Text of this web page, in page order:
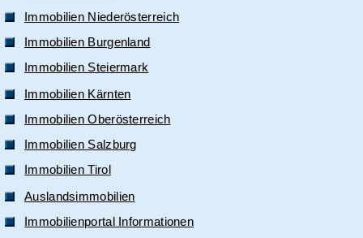
Immobilien Niederösterreich
Immobilien Burgenland
Immobilien Steiermark
Immobilien Kärnten
Immobilien Oberösterreich
Immobilien Salzburg
Immobilien Tirol
Auslandsimmobilien
Immobilienportal Informationen